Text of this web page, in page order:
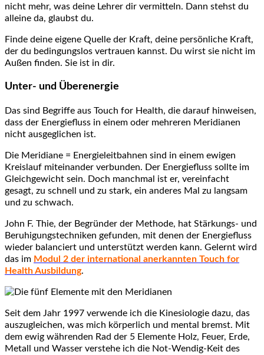
nicht mehr, was deine Lehrer dir vermitteln. Dann stehst du
alleine da, glaubst du.
Finde deine eigene Quelle der Kraft, deine persönliche Kraft,
der du bedingungslos vertrauen kannst. Du wirst sie nicht im
Außen finden. Sie ist in dir.
Unter- und Überenergie
Das sind Begriffe aus Touch for Health, die darauf hinweisen,
dass der Energiefluss in einem oder mehreren Meridianen
nicht ausgeglichen ist.
Die Meridiane = Energieleitbahnen sind in einem ewigen
Kreislauf miteinander verbunden. Der Energiefluss sollte im
Gleichgewicht sein. Doch manchmal ist er, vereinfacht
gesagt, zu schnell und zu stark, ein anderes Mal zu langsam
und zu schwach.
John F. Thie, der Begründer der Methode, hat Stärkungs- und
Beruhigungstechniken gefunden, mit denen der Energiefluss
wieder balanciert und unterstützt werden kann. Gelernt wird
das im Modul 2 der international anerkannten Touch for
Health Ausbildung.
Seit dem Jahr 1997 verwende ich die Kinesiologie dazu, das
auszugleichen, was mich körperlich und mental bremst. Mit
dem ewig währenden Rad der 5 Elemente Holz, Feuer, Erde,
Metall und Wasser verstehe ich die Not-Wendig-Keit des